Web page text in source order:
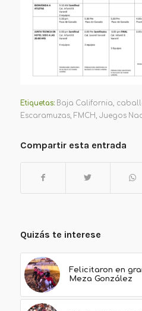
Etiquetas: Baja California,
Escaramuzas, FMCH, Juegos
Compartir esta entrada
Quizás te interese
Felicitaron en
Meza González